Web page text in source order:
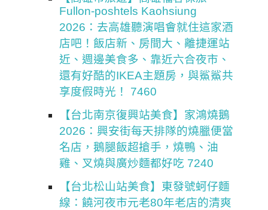
Fullon-poshtels Kaohsiung
2026：去高雄聽演唱會就住這家酒
店吧！飯店新、房間大、離捷運站
近、週邊美食多、靠近六合夜市、
還有好酷的IKEA主題房，與鯊鯊共
享度假時光！ 7460
【台北南京復興站美食】家鴻燒鵝
2026：興安街每天排隊的燒臘便當
名店，鵝腿飯超搶手，燒鴨、油
雞、叉燒與廣炒麵都好吃 7240
【台北松山站美食】東發號蚵仔麵
線：饒河夜市元老80年老店的清爽